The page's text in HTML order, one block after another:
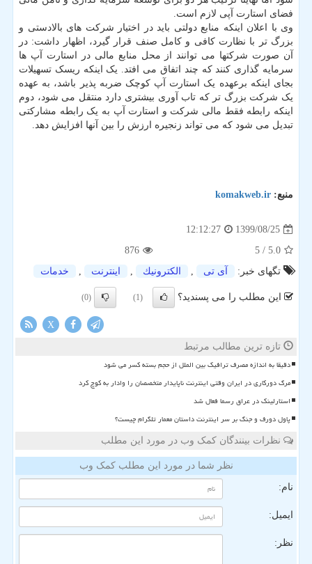
فضای استارت آپی لازم است.
وی با اعلان اینکه منابع دولتی باید در اختیار شرکت های بالادستی و
بزرگ تر با نظارت کافی و کامل صنف قرار گیرد، اظهار داشت: در
آن صورت شرکتها می توانند از محل منابع مالی در استارت آپ ها
سرمایه گذاری کنند که چند اتفاق می افتد. یک اینکه ریسک تسهیلات
بجای اینکه برعهده یک استارت آپ کوچک ضربه پذیر باشد، به عهده
یک شرکت بزرگ تر که تاب آوری بیشتری دارد منتقل می شود، دوم
اینکه رابطه فقط مالی شرکت و استارت آپ به یک رابطه مشارکتی
تبدیل می شود که می تواند زنجیره ارزش را بین آنها افزایش دهد.
منبع: komakweb.ir
1399/08/25
12:12:27
5.0
/ 5
876
تگهای خبر:
آی تی , الكترونیك , اینترنت , خدمات
این مطلب را می پسندید؟ (1)
(0)
X
تازه ترین مطالب مرتبط
دقیقا به اندازه مصرف ترافیک بین الملل از حجم بسته کسر می شود
مرگ دورکاری در ایران وقتی اینترنت ناپایدار متخصصان را وادار به کوچ کرد
استارلینک در عراق رسما فعال شد
پاول دورف و جنگ بر سر اینترنت داستان معمار تلگرام چیست؟
نظرات بینندگان کمک وب در مورد این مطلب
نظر شما در مورد این مطلب کمک وب
نام:
ایمیل:
نظر: